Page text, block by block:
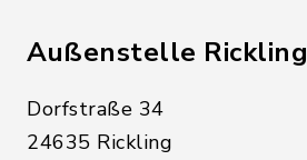
Außenstelle Rickling
Dorfstraße 34
24635 Rickling